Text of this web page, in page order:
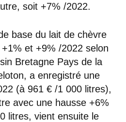
soit +7% /2022.
base du lait de chèvre
et +9% /2022 selon
Bretagne Pays de la
a enregistré une
(à 961 € /1 000 litres),
avec une hausse +6%
litres, vient ensuite le